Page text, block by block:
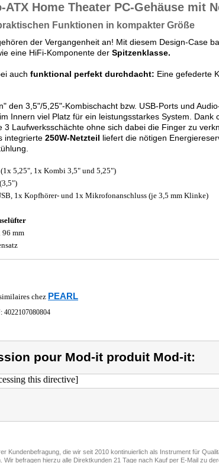
ATX Home Theater PC-Gehäuse mit
Funktionen in kompakter Größe
der Vergangenheit an! Mit diesem Design-Case
eine HiFi-Komponente der Spitzenklasse.
auch funktional perfekt durchdacht: Eine gefederte
den 3,5"/5,25"-Kombischacht bzw. USB-Ports und
Innern viel Platz für ein leistungsstarkes System. Dank
3 Laufwerksschächte ohne sich dabei die Finger zu
integrierte 250W-Netzteil liefert die nötigen
(1x 5,25", 1x Kombi 3,5" und 5,25")
1x Kopfhörer- und 1x Mikrofonanschluss (je 3,5 mm Klinke)
96 mm
chez PEARL
4022107080804
pour Mod-it produit Mod-it:
this directive]
Kundenbefragung, die wir seit 2010 kontinuierlich als Instrument für
befragen hierzu alle Direktkunden 21 Tage nach Kauf per E-Mail zu